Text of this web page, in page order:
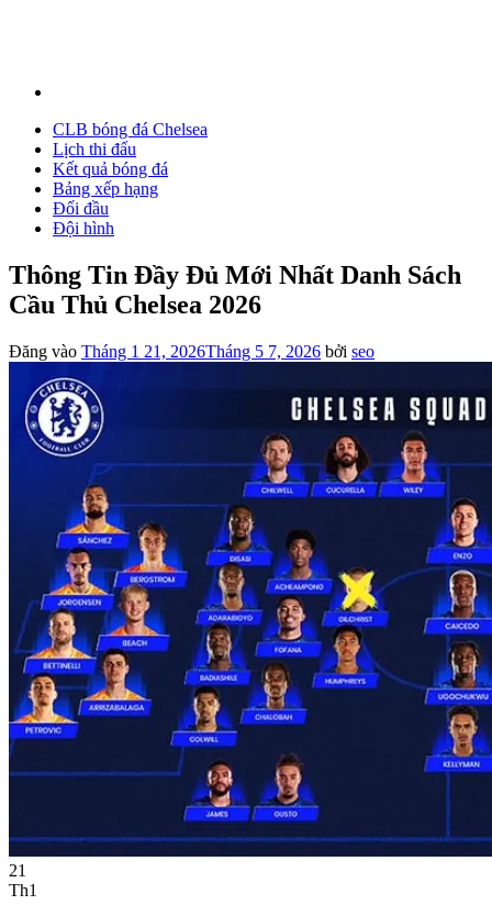
CLB bóng đá Chelsea
Lịch thi đấu
Kết quả bóng đá
Bảng xếp hạng
Đối đầu
Đội hình
Thông Tin Đầy Đủ Mới Nhất Danh Sách
Cầu Thủ Chelsea 2026
Đăng vào Tháng 1 21, 2026Tháng 5 7, 2026 bởi seo
21
Th1